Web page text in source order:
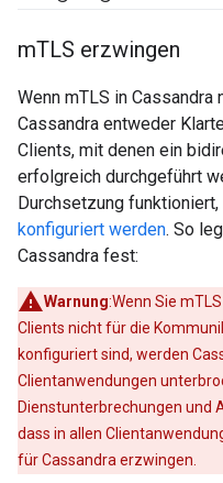
mTLS erzwingen
Wenn mTLS in
Cassandra entweder
Clients, mit denen ein
erfolgreich durchgeführt
Durchsetzung funktioniert,
konfiguriert werden. So
Cassandra fest:
Warnung:Wenn Sie
Clients nicht für die
konfiguriert sind, werden
Clientanwendungen
Dienstunterbrechungen und
dass in allen
für Cassandra erzwingen.